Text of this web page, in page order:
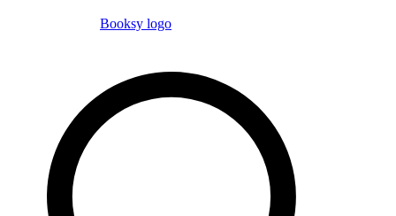
Booksy logo